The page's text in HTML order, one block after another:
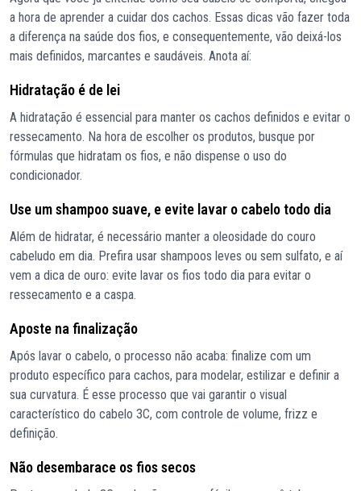
a hora de aprender a cuidar dos cachos. Essas dicas vão fazer toda
a diferença na saúde dos fios, e consequentemente, vão deixá-los
mais definidos, marcantes e saudáveis. Anota aí:
Hidratação é de lei
A hidratação é essencial para manter os cachos definidos e evitar o
ressecamento. Na hora de escolher os produtos, busque por
fórmulas que hidratam os fios, e não dispense o uso do
condicionador.
Use um shampoo suave, e evite lavar o cabelo todo dia
Além de hidratar, é necessário manter a oleosidade do couro
cabeludo em dia. Prefira usar shampoos leves ou sem sulfato, e aí
vem a dica de ouro: evite lavar os fios todo dia para evitar o
ressecamento e a caspa.
Aposte na finalização
Após lavar o cabelo, o processo não acaba: finalize com um
produto específico para cachos, para modelar, estilizar e definir a
sua curvatura. É esse processo que vai garantir o visual
característico do cabelo 3C, com controle de volume, frizz e
definição.
Não desembarace os fios secos